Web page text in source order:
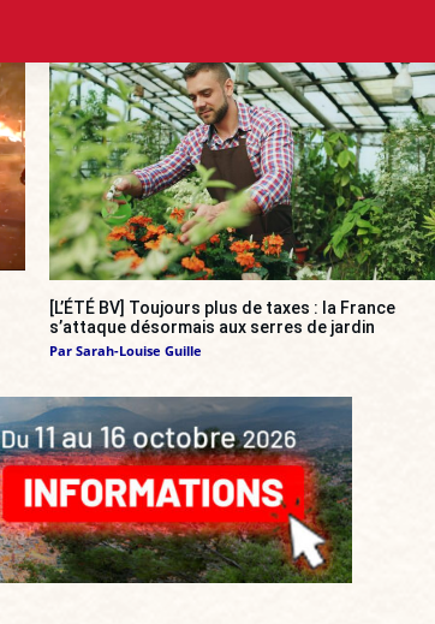
[L’ÉTÉ BV] Toujours plus de taxes : la France
s’attaque désormais aux serres de jardin
Par Sarah-Louise Guille